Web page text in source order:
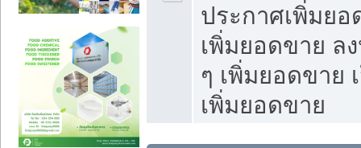
ประกาศเพิ่มย
เพิ่มยอดขาย ล
ๆ เพิ่มยอดขาย
เพิ่มยอดขาย